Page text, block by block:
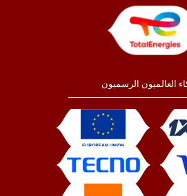
العالميون الرسميون